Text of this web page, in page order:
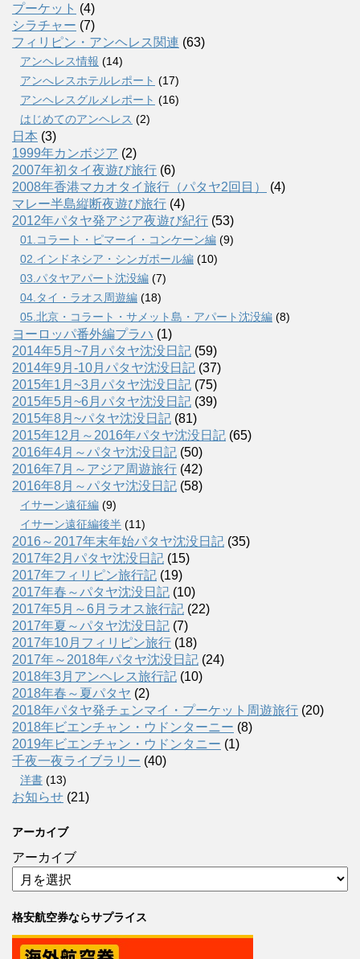
プーケット (4)
シラチャー (7)
フィリピン・アンヘレス関連 (63)
アンヘレス情報 (14)
アンへレスホテルレポート (17)
アンヘレスグルメレポート (16)
はじめてのアンヘレス (2)
日本 (3)
1999年カンボジア (2)
2007年初タイ夜遊び旅行 (6)
2008年香港マカオタイ旅行（パタヤ2回目）
(4)
マレー半島縦断夜遊び旅行 (4)
2012年パタヤ発アジア夜遊び紀行 (53)
01.コラート・ピマーイ・コンケーン編 (9)
02.インドネシア・シンガポール編 (10)
03.パタヤアパート沈没編 (7)
04.タイ・ラオス周遊編 (18)
05.北京・コラート・サメット島・アパート沈没編 (8)
ヨーロッパ番外編プラハ (1)
2014年5月~7月パタヤ沈没日記 (59)
2014年9月-10月パタヤ沈没日記 (37)
2015年1月~3月パタヤ沈没日記 (75)
2015年5月~6月パタヤ沈没日記 (39)
2015年8月~パタヤ沈没日記 (81)
2015年12月～2016年パタヤ沈没日記 (65)
2016年4月～パタヤ沈没日記 (50)
2016年7月～アジア周遊旅行 (42)
2016年8月～パタヤ沈没日記 (58)
イサーン遠征編 (9)
イサーン遠征編後半 (11)
2016～2017年末年始パタヤ沈没日記 (35)
2017年2月パタヤ沈没日記 (15)
2017年フィリピン旅行記 (19)
2017年春～パタヤ沈没日記 (10)
2017年5月～6月ラオス旅行記 (22)
2017年夏～パタヤ沈没日記 (7)
2017年10月フィリピン旅行 (18)
2017年～2018年パタヤ沈没日記 (24)
2018年3月アンヘレス旅行記 (10)
2018年春～夏パタヤ (2)
2018年パタヤ発チェンマイ・プーケット周遊旅行 (20)
2018年ビエンチャン・ウドンターニー (8)
2019年ビエンチャン・ウドンタニー (1)
千夜一夜ライブラリー (40)
洋書 (13)
お知らせ (21)
アーカイブ
アーカイブ
格安航空券ならサプライス